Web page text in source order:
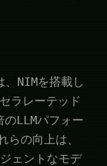
NIMを搭載し
ラレーテッド
LLMパフォー
の向上は、
ェントなモデ